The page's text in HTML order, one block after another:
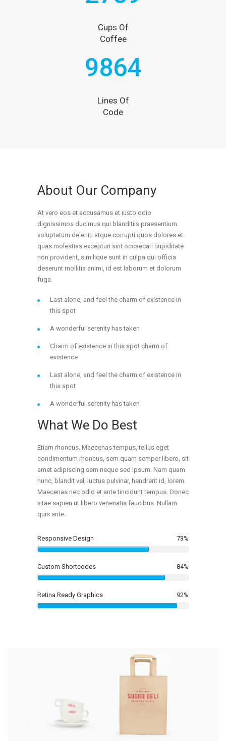
Cups Of
Coffee
9864
Lines Of
Code
About Our Company
At vero eos et accusamus et iusto odio
dignissimos ducimus qui blanditiis praesentium
voluptatum deleniti atque corrupti quos dolores et
quas molestias excepturi sint occaecati cupiditate
non provident, similique sunt in culpa qui officia
deserunt mollitia animi, id est laborum et dolorum
fuga.
Last alone, and feel the charm of existence in
this spot
A wonderful serenity has taken
Charm of existence in this spot charm of
existence
Last alone, and feel the charm of existence in
this spot
A wonderful serenity has taken
What We Do Best
Etiam rhoncus. Maecenas tempus, tellus eget
condimentum rhoncus, sem quam semper libero, sit
amet adipiscing sem neque sed ipsum. Nam quam
nunc, blandit vel, luctus pulvinar, hendrerit id, lorem.
Maecenas nec odio et ante tincidunt tempus. Donec
vitae sapien ut libero venenatis faucibus. Nullam
quis ante.
Responsive Design 73%
Custom Shortcodes 84%
Retina Ready Graphics 92%